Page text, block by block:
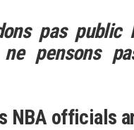
pas public
pensons
NBA officials